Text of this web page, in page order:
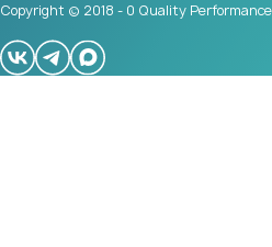
Copyright © 2018 - 0 Quality